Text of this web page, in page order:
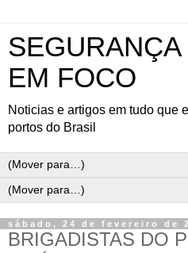
EM FOCO
Noticias e artigos em tudo que
portos do Brasil
sábado, 24 de fevereiro de
BRIGADISTAS DO